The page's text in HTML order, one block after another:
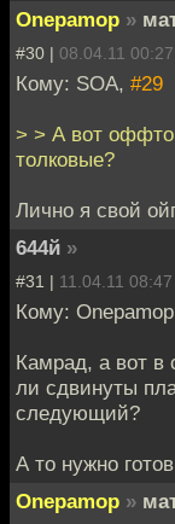
Onepamop »
#30 | 08.04.11 00:27
Кому: SOA, #29
> > А вот
толковые?
Лично я свой
644й »
#31 | 11.04.11 08:47
Кому: Onepamop
Камрад, а вот в
ли сдвинуты
следующий?
А то нужно
Onepamop »